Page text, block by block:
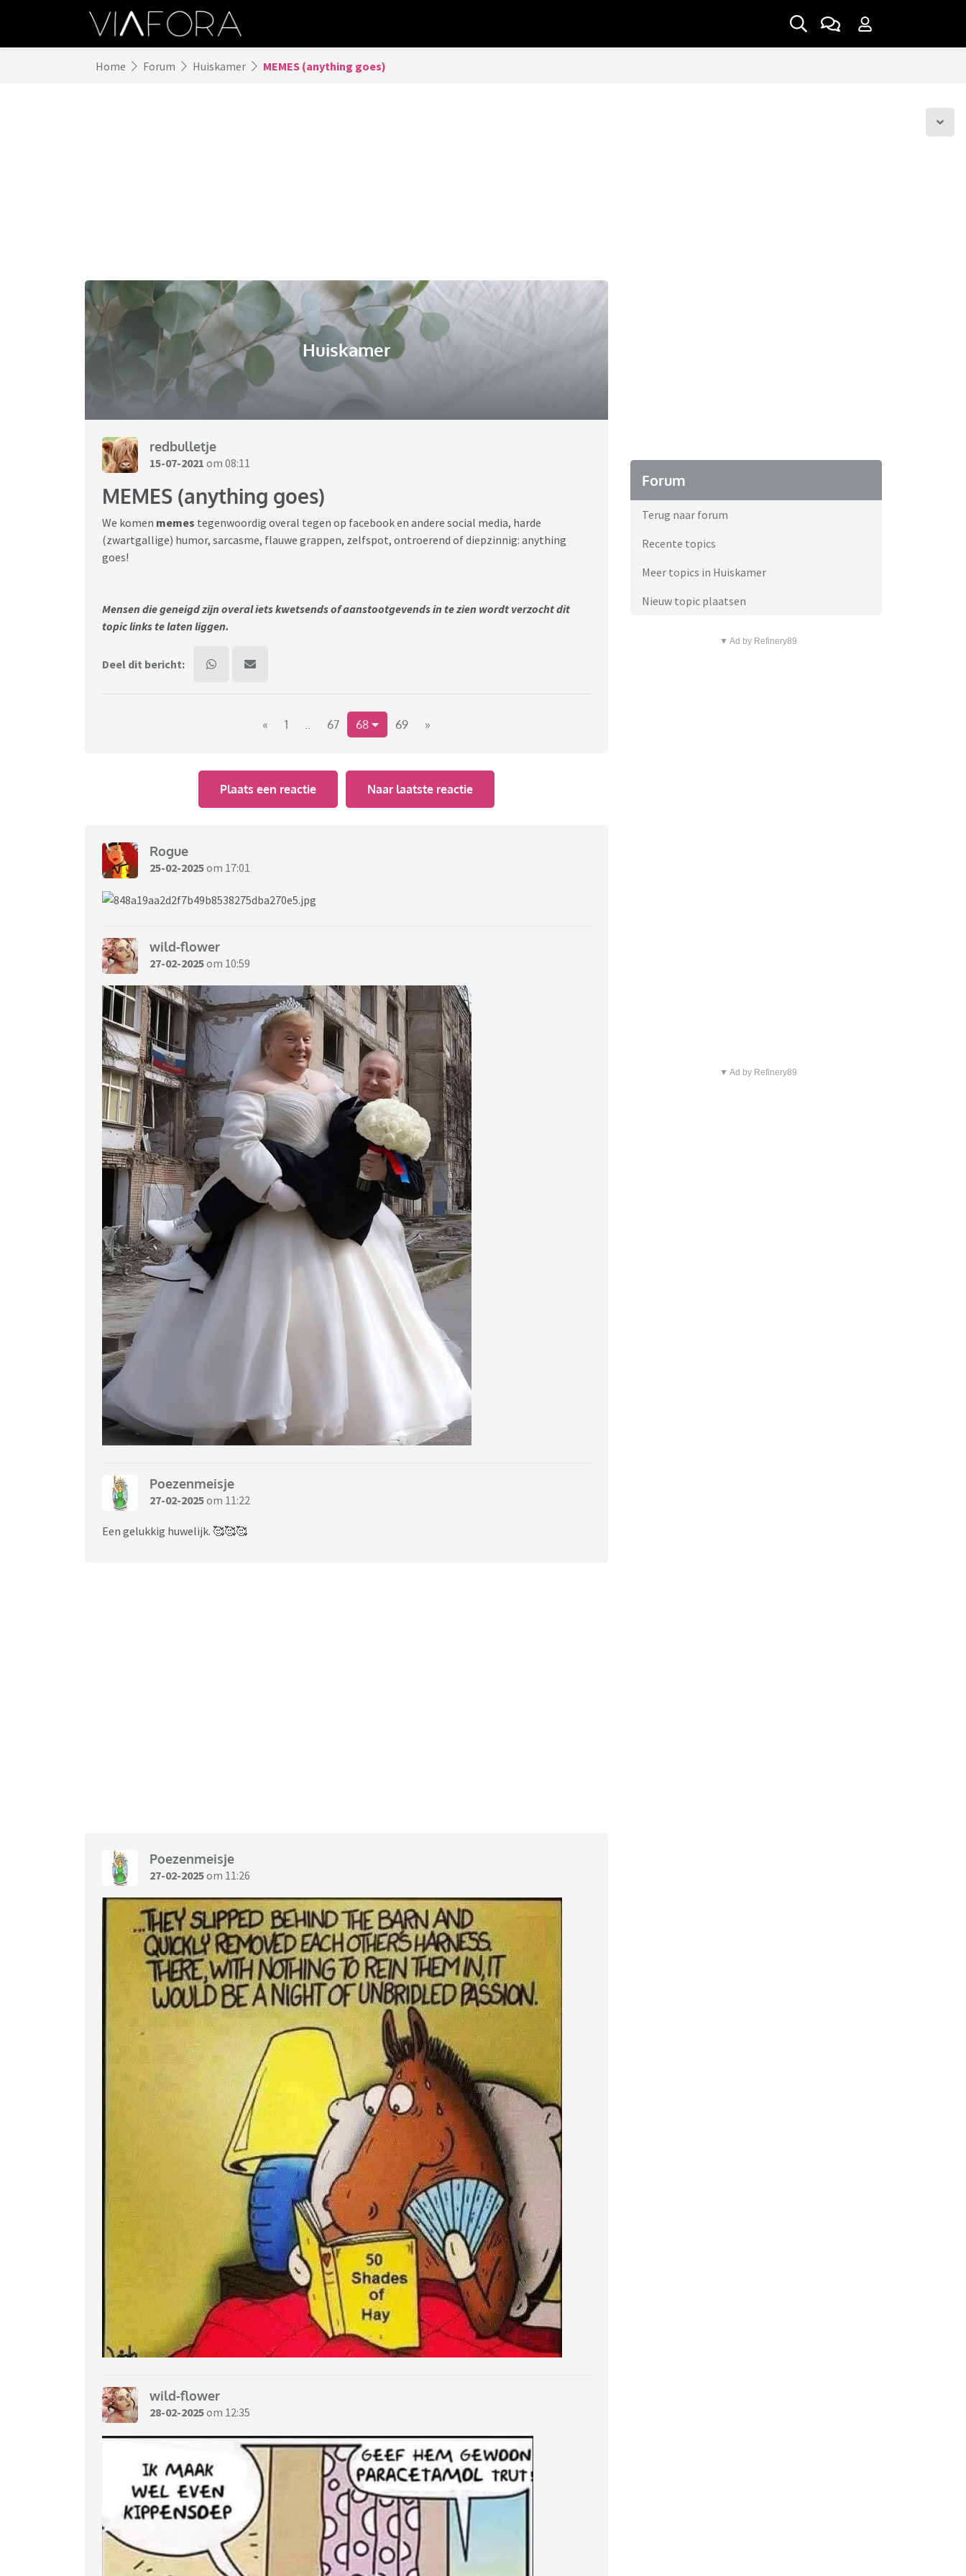
Home Forum Huiskamer MEMES (anything goes)
Huiskamer
redbulletje
15-07-2021 om 08:11
MEMES (anything goes)
We komen memes tegenwoordig overal tegen op facebook en andere social media, harde
(zwartgallige) humor, sarcasme, flauwe grappen, zelfspot, ontroerend of diepzinnig: anything
goes!
Mensen die geneigd zijn overal iets kwetsends of aanstootgevends in te zien wordt verzocht dit
topic links te laten liggen.
Deel dit bericht:
« 1 .. 67 68 69 »
Plaats een reactie Naar laatste reactie
Rogue
25-02-2025om 17:01
wild-flower
27-02-2025om 10:59
Poezenmeisje
27-02-2025om 11:22
Een gelukkig huwelijk. 🥰🥰🥰
Poezenmeisje
27-02-2025om 11:26
wild-flower
28-02-2025om 12:35
Forum
Terug naar forum
Recente topics
Meer topics in Huiskamer
Nieuw topic plaatsen
▼ Ad by Refinery89
▼ Ad by Refinery89